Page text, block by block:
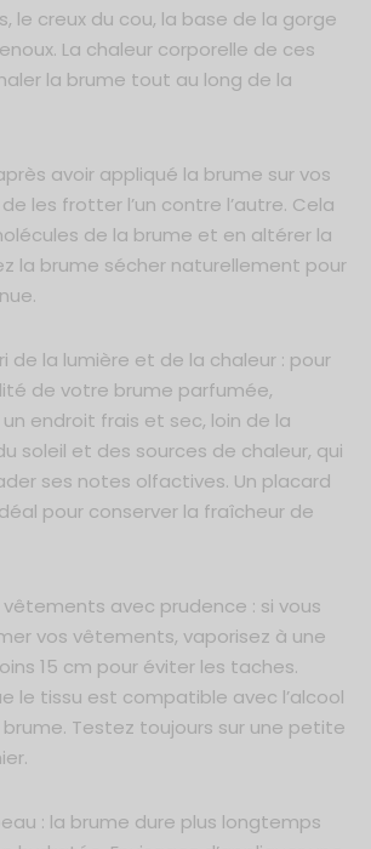
le creux du cou, la base de la gorge
La chaleur corporelle de ces
la brume tout au long de la
avoir appliqué la brume sur vos
les frotter l’un contre l’autre. Cela
de la brume et en altérer la
la brume sécher naturellement pour
de la lumière et de la chaleur : pour
de votre brume parfumée,
endroit frais et sec, loin de la
soleil et des sources de chaleur, qui
ses notes olfactives. Un placard
pour conserver la fraîcheur de
vêtements avec prudence : si vous
vos vêtements, vaporisez à une
15 cm pour éviter les taches.
le tissu est compatible avec l’alcool
Testez toujours sur une petite
: la brume dure plus longtemps